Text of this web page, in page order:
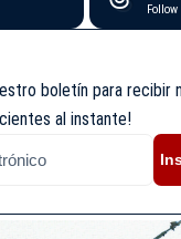
Follow
boletín para recibir
al instante!